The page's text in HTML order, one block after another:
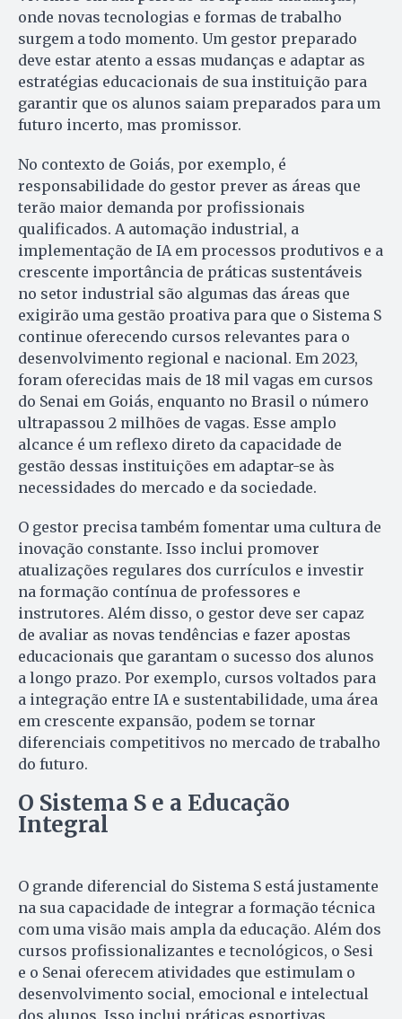
onde novas tecnologias e formas de trabalho
surgem a todo momento. Um gestor preparado
deve estar atento a essas mudanças e adaptar as
estratégias educacionais de sua instituição para
garantir que os alunos saiam preparados para um
futuro incerto, mas promissor.
No contexto de Goiás, por exemplo, é
responsabilidade do gestor prever as áreas que
terão maior demanda por profissionais
qualificados. A automação industrial, a
implementação de IA em processos produtivos e a
crescente importância de práticas sustentáveis
no setor industrial são algumas das áreas que
exigirão uma gestão proativa para que o Sistema S
continue oferecendo cursos relevantes para o
desenvolvimento regional e nacional. Em 2023,
foram oferecidas mais de 18 mil vagas em cursos
do Senai em Goiás, enquanto no Brasil o número
ultrapassou 2 milhões de vagas. Esse amplo
alcance é um reflexo direto da capacidade de
gestão dessas instituições em adaptar-se às
necessidades do mercado e da sociedade.
O gestor precisa também fomentar uma cultura de
inovação constante. Isso inclui promover
atualizações regulares dos currículos e investir
na formação contínua de professores e
instrutores. Além disso, o gestor deve ser capaz
de avaliar as novas tendências e fazer apostas
educacionais que garantam o sucesso dos alunos
a longo prazo. Por exemplo, cursos voltados para
a integração entre IA e sustentabilidade, uma área
em crescente expansão, podem se tornar
diferenciais competitivos no mercado de trabalho
do futuro.
O Sistema S e a Educação
Integral
O grande diferencial do Sistema S está justamente
na sua capacidade de integrar a formação técnica
com uma visão mais ampla da educação. Além dos
cursos profissionalizantes e tecnológicos, o Sesi
e o Senai oferecem atividades que estimulam o
desenvolvimento social, emocional e intelectual